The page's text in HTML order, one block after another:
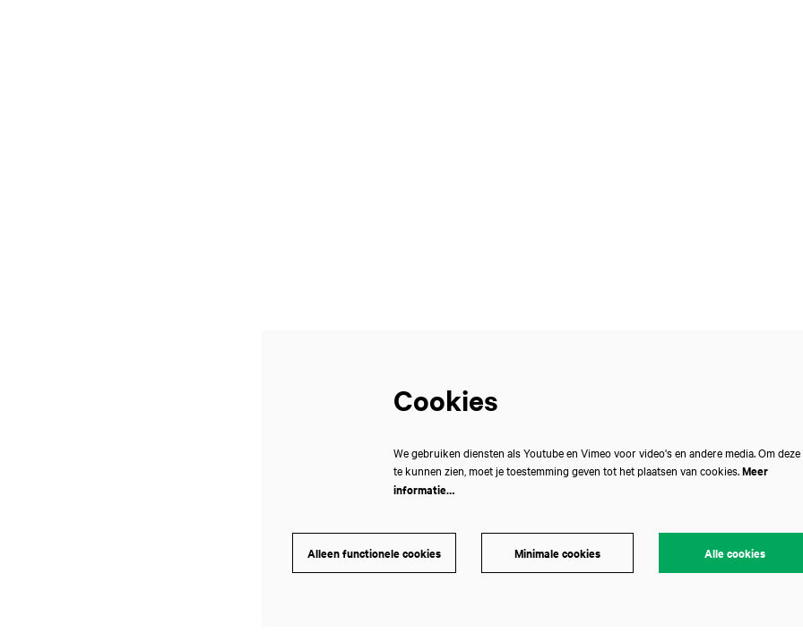
Cookies
We gebruiken diensten als Youtube en Vimeo voor video's en andere media. Om deze
te kunnen zien, moet je toestemming geven tot het plaatsen van cookies.Meer
informatie…
Alleen functionele cookies Minimale cookies Alle cookies